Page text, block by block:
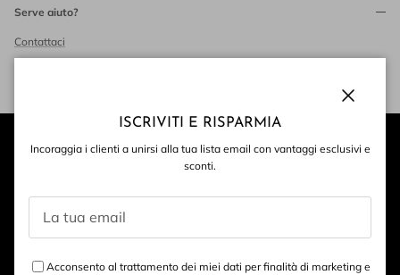
Serve aiuto?
Contattaci
ISCRIVITI E RISPARMIA
Incoraggia i clienti a unirsi alla tua lista email con vantaggi esclusivi e
sconti.
Acconsento al trattamento dei miei dati per finalità di marketing e